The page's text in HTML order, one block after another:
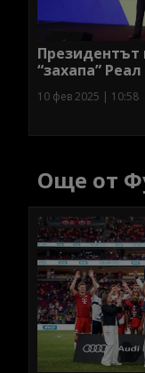
Президентът
“захапа”
10 фев 2025 | 10:58
Още от